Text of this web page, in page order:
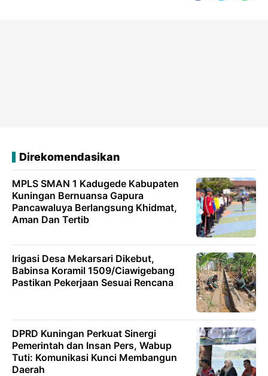
Direkomendasikan
MPLS SMAN 1 Kadugede Kabupaten
Kuningan Bernuansa Gapura
Pancawaluya Berlangsung Khidmat,
Aman Dan Tertib
Irigasi Desa Mekarsari Dikebut,
Babinsa Koramil 1509/Ciawigebang
Pastikan Pekerjaan Sesuai Rencana
DPRD Kuningan Perkuat Sinergi
Pemerintah dan Insan Pers, Wabup
Tuti: Komunikasi Kunci Membangun
Daerah